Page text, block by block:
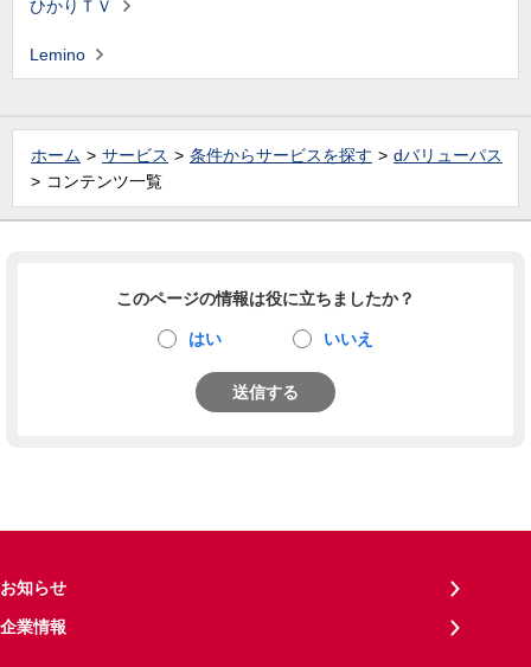
ひかりＴＶ
Lemino
ホーム サービス 条件からサービスを探す
dバリューパス
コンテンツ一覧
このページの情報は役に立ちましたか？
はい いいえ
送信する
お知らせ
企業情報